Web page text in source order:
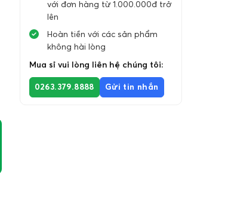
với đơn hàng từ 1.000.000đ trở
lên
Hoàn tiền với các sản phẩm
không hài lòng
Mua sỉ vui lòng liên hệ chúng tôi:
0263.379.8888 Gửi tin nhắn